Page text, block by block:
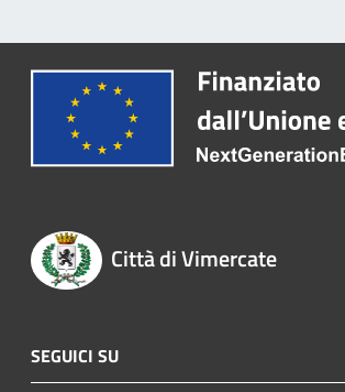
Città di Vimercate
SEGUICI SU